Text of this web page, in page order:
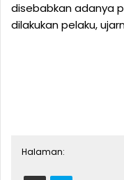
disebabkan adanya
dilakukan pelaku,
Halaman: